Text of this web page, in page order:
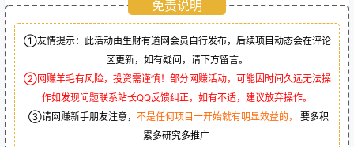
免责说明
①友情提示：此活动由生财有道网会员自行发布，后续项目动态会在评论
区更新，如有疑问，请下方留言。
②网赚羊毛有风险，投资需谨慎！部分网赚活动，可能因时间久远无法操
作如发现问题联系站长QQ反馈纠正，如有不适，建议放弃操作。
③请网赚新手朋友注意， 不是任何项目一开始就有明显效益的，
要多积
累多研究多推广